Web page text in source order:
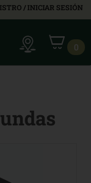
/ INICIAR SESIÓN
0